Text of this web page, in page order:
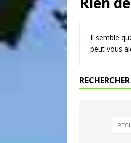
Il semble
peut vous
RECHERCHER